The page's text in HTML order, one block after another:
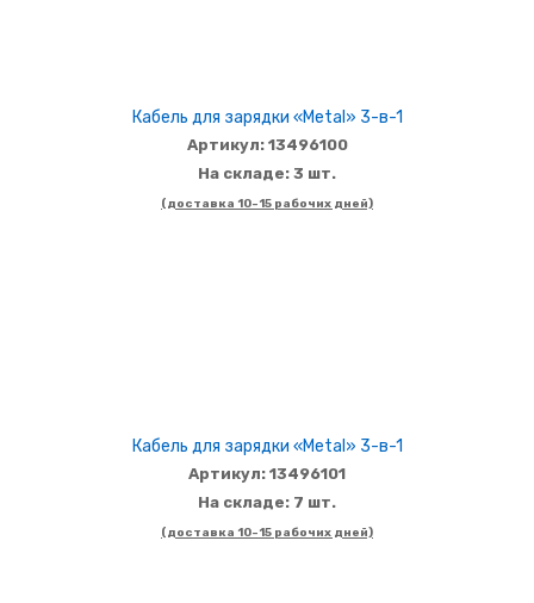
Кабель для зарядки «Metal» 3-в-1
Артикул: 13496100
На складе: 3 шт.
(доставка 10-15 рабочих дней)
Кабель для зарядки «Metal» 3-в-1
Артикул: 13496101
На складе: 7 шт.
(доставка 10-15 рабочих дней)